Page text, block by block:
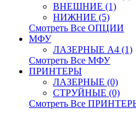
ВНЕШНИЕ (1)
НИЖНИЕ (5)
Смотреть Все ОПЦИИ
МФУ
ЛАЗЕРНЫЕ A4 (1)
Смотреть Все МФУ
ПРИНТЕРЫ
ЛАЗЕРНЫЕ (0)
СТРУЙНЫЕ (0)
Смотреть Все